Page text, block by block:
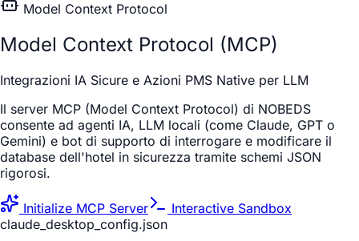
Model Context Protocol
Model Context Protocol (MCP)
Integrazioni IA Sicure e Azioni PMS Native per LLM
Il server MCP (Model Context Protocol) di NOBEDS
consente ad agenti IA, LLM locali (come Claude, GPT o
Gemini) e bot di supporto di interrogare e modificare il
database dell'hotel in sicurezza tramite schemi JSON
rigorosi.
Initialize MCP Server
Interactive Sandbox
claude_desktop_config.json